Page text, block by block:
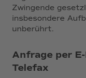
Zwingende
insbesondere
unberührt.
Anfrage per
Telefax